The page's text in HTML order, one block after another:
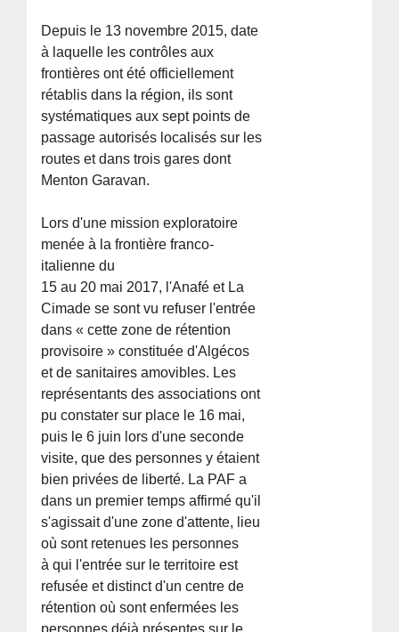
Depuis le 13 novembre 2015, date
à laquelle les contrôles aux
frontières ont été officiellement
rétablis dans la région, ils sont
systématiques aux sept points de
passage autorisés localisés sur les
routes et dans trois gares dont
Menton Garavan.
Lors d'une mission exploratoire
menée à la frontière franco-
italienne du
15 au 20 mai 2017, l'Anafé et La
Cimade se sont vu refuser l'entrée
dans « cette zone de rétention
provisoire » constituée d'Algécos
et de sanitaires amovibles. Les
représentants des associations ont
pu constater sur place le 16 mai,
puis le 6 juin lors d'une seconde
visite, que des personnes y étaient
bien privées de liberté. La PAF a
dans un premier temps affirmé qu'il
s'agissait d'une zone d'attente, lieu
où sont retenues les personnes
à qui l'entrée sur le territoire est
refusée et distinct d'un centre de
rétention où sont enfermées les